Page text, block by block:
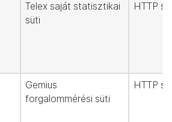
Telex saját statisztikai
süti
HTTP
Gemius
forgalommérési süti
HTTP